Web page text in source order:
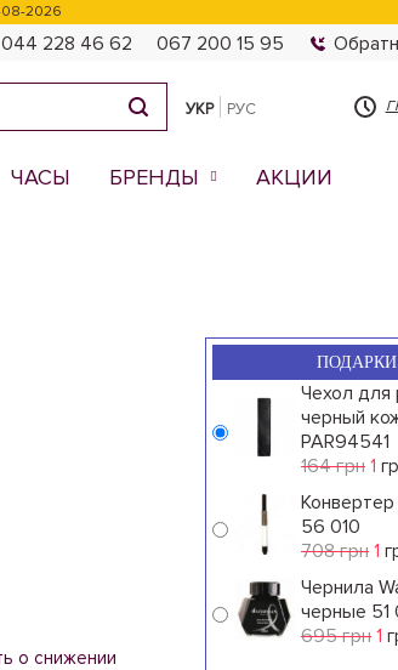
2026
044 228 46 62 067 200 15 95
УКР РУС
ЧАСЫ БРЕНДЫ АКЦИИ
о снижении
ПОДАРКИ
Чехол для
черный
PAR94541
164 грн 1
56 010
708 грн 1
Чернила
черные 51
695 грн 1